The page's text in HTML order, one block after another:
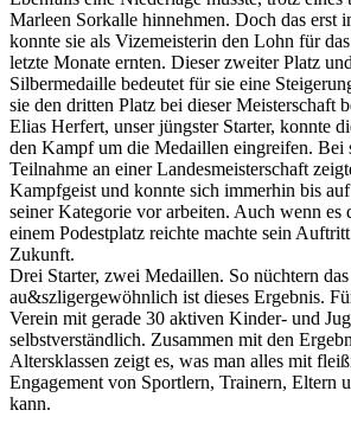
Marleen Sorkalle hinnehmen. Doch das erst
konnte sie als Vizemeisterin den Lohn für
letzte Monate ernten. Dieser zweiter Platz
Silbermedaille bedeutet für sie eine
sie den dritten Platz bei dieser Meisterschaft
Elias Herfert, unser jüngster Starter, konnte
den Kampf um die Medaillen eingreifen. Bei
Teilnahme an einer Landesmeisterschaft
Kampfgeist und konnte sich immerhin bis
seiner Kategorie vor arbeiten. Auch wenn es
einem Podestplatz reichte machte sein
Zukunft.
Drei Starter, zwei Medaillen. So nüchtern
au&szligergewöhnlich ist dieses Ergebnis.
Verein mit gerade 30 aktiven Kinder- und
selbstverständlich. Zusammen mit den
Altersklassen zeigt es, was man alles mit
Engagement von Sportlern, Trainern, Eltern
kann.